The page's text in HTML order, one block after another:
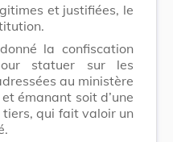
et justifiées, le
la confiscation
statuer sur les
au ministère
émanant soit d’une
tiers, qui fait valoir un